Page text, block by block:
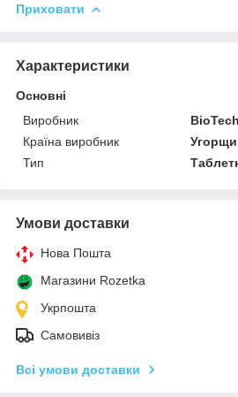
Приховати
Характеристики
Основні
Виробник
Країна виробник
Тип
Умови доставки
Нова Пошта
Магазини Rozetka
Укрпошта
Самовивіз
Всі умови доставки